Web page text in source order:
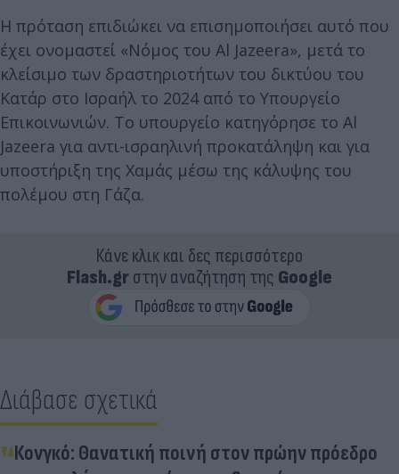
Η πρόταση επιδιώκει να επισημοποιήσει αυτό που
έχει ονομαστεί «Νόμος του Al Jazeera», μετά το
κλείσιμο των δραστηριοτήτων του δικτύου του
Κατάρ στο Ισραήλ το 2024 από το Υπουργείο
Επικοινωνιών. Το υπουργείο κατηγόρησε το Al
Jazeera για αντι-ισραηλινή προκατάληψη και για
υποστήριξη της Χαμάς μέσω της κάλυψης του
πολέμου στη Γάζα.
Κάνε κλικ και δες περισσότερο
Flash.grστην αναζήτηση της Google
Διάβασε σχετικά
Κονγκό: Θανατική ποινή στον πρώην πρόεδρο